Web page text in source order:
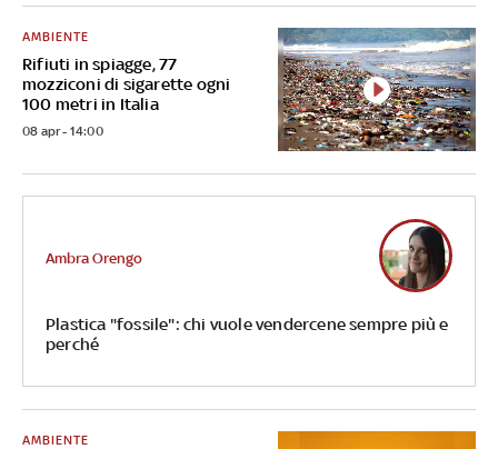
Rifiuti in spiagge, 77
mozziconi di sigarette ogni
100 metri in Italia
AMBIENTE
08 apr - 14:00
Plastica "fossile": chi vuole vendercene sempre più e
perché
Ambra Orengo
AMBIENTE